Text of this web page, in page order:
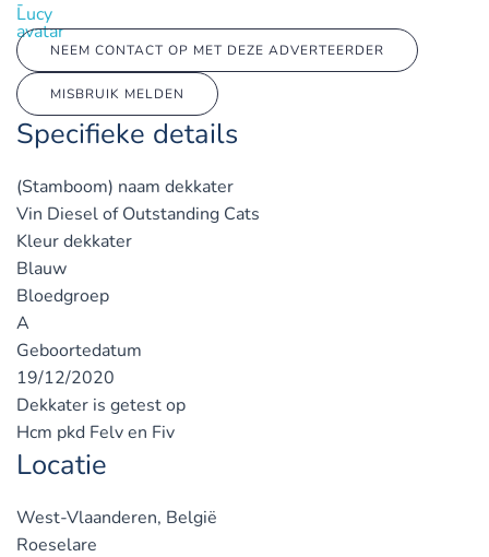
Lucy
NEEM CONTACT OP MET DEZE ADVERTEERDER
MISBRUIK MELDEN
Specifieke details
(Stamboom) naam dekkater
Vin Diesel of Outstanding Cats
Kleur dekkater
Blauw
Bloedgroep
A
Geboortedatum
19/12/2020
Dekkater is getest op
Hcm pkd Felv en Fiv
Locatie
West-Vlaanderen, België
Roeselare